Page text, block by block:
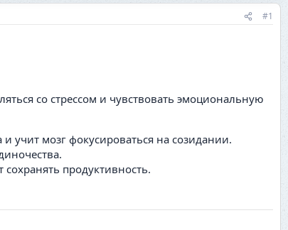
#1
со стрессом и чувствовать эмоциональную
учит мозг фокусироваться на созидании.
продуктивность.